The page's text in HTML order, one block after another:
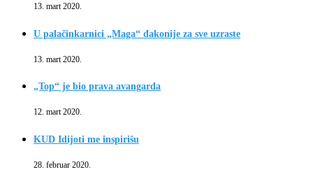
13. mart 2020.
U palačinkarnici „Maga“ đakonije za sve uzraste
13. mart 2020.
„Top“ je bio prava avangarda
12. mart 2020.
KUD Idijoti me inspirišu
28. februar 2020.